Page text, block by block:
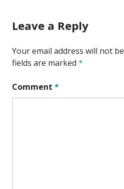
Leave a Reply
Your email address will not
fields are marked *
Comment *